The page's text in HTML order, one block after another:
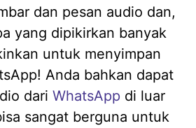
dan pesan audio dan,
yang dipikirkan banyak
untuk menyimpan
Anda bahkan dapat
dari WhatsApp di luar
sangat berguna untuk